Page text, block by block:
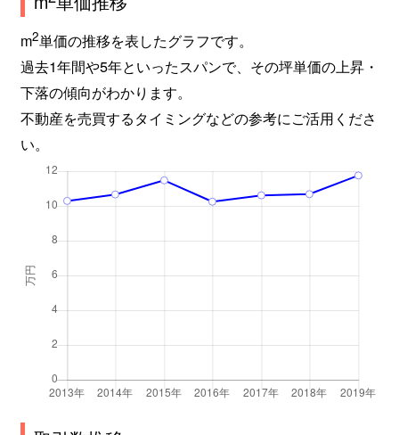
m2単価の推移を表したグラフです。
過去1年間や5年といったスパンで、その坪単価の上昇・
下落の傾向がわかります。
不動産を売買するタイミングなどの参考にご活用くださ
い。